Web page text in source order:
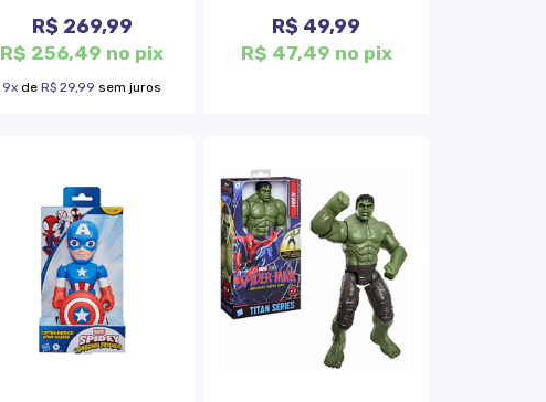
R$ 269,99
R$ 256,49 no pix
9x deR$ 29,99 sem juros
R$ 49,99
R$ 47,49 no pix